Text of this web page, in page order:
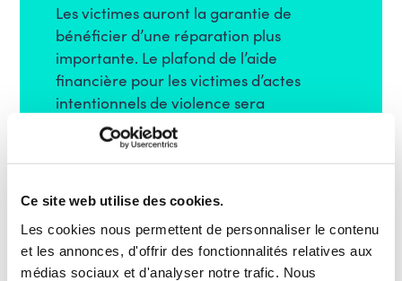
Ce site web utilise des cookies.
Les cookies nous permettent de personnaliser le contenu
et les annonces, d'offrir des fonctionnalités relatives aux
médias sociaux et d'analyser notre trafic. Nous
Les victimes auront la garantie de
bénéficier d’une réparation plus
importante. Le plafond de l’aide
financière pour les victimes d’actes
intentionnels de violence sera
notamment doublé et passera à 300.000
€. Un fonds d’État sera mis en place pour
indemniser rapidement les victimes
d’actes de terrorisme. L’Etat se
(auteurs, assureurs, SPF pensions, etc.)
pour récupérer les montants versés.